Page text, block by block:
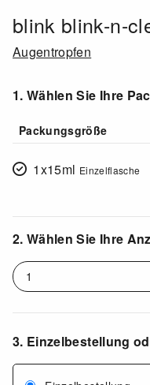
blink blink-n-
Augentropfen
1. Wählen Sie Ihre
Packungsgröße
1x15ml Einzelflasche
2. Wählen Sie Ihre
3. Einzelbestellung